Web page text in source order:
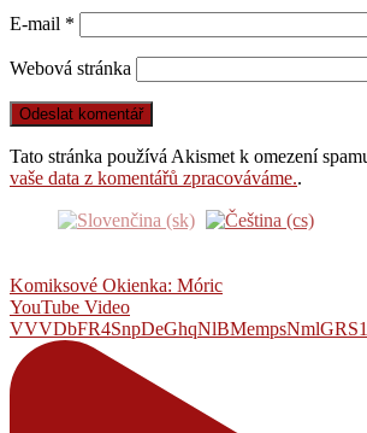
E-mail *
Webová stránka
Tato stránka používá Akismet k omezení
vaše data z komentářů zpracováváme..
Komiksové Okienka: Móric
YouTube Video